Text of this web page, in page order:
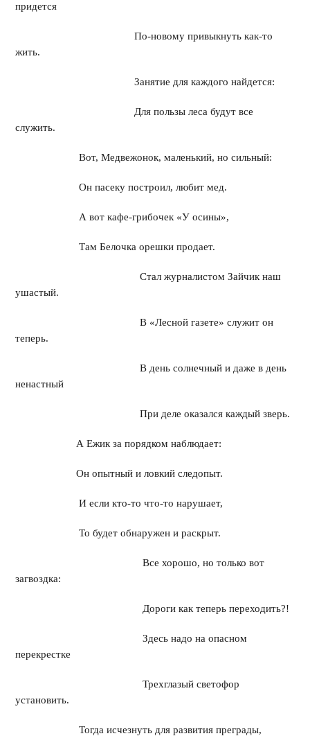
придется
По-новому привыкнуть как-то
жить.
Занятие для каждого найдется:
Для пользы леса будут все
служить.
Вот, Медвежонок, маленький, но сильный:
Он пасеку построил, любит мед.
А вот кафе-грибочек «У осины»,
Там Белочка орешки продает.
Стал журналистом Зайчик наш
ушастый.
В «Лесной газете» служит он
теперь.
В день солнечный и даже в день
ненастный
При деле оказался каждый зверь.
А Ежик за порядком наблюдает:
Он опытный и ловкий следопыт.
И если кто-то что-то нарушает,
То будет обнаружен и раскрыт.
Все хорошо, но только вот
загвоздка:
Дороги как теперь переходить?!
Здесь надо на опасном
перекрестке
Трехглазый светофор
установить.
Тогда исчезнуть для развития преграды,